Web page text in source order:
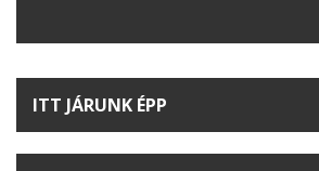
ITT JÁRUNK ÉPP